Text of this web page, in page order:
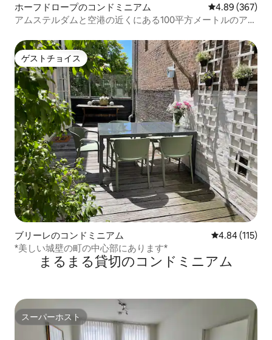
ホーフドロープのコンドミニアム レビュー367
4.89 (367)
アムステルダムと空港の近くにある100平方メートルのアパ
ゲストチョイス
ゲストチョイス
ブリーレのコンドミニアム レビュー115
4.84 (115)
*美しい城壁の町の中心部にあります*
まるまる貸切のコンドミニアム
スーパーホスト
スーパーホスト